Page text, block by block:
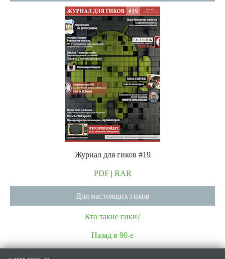
Журнал для гиков #19
PDF| RAR
Для настоящих гиков
Кто такие гики?
Назад в 90-е